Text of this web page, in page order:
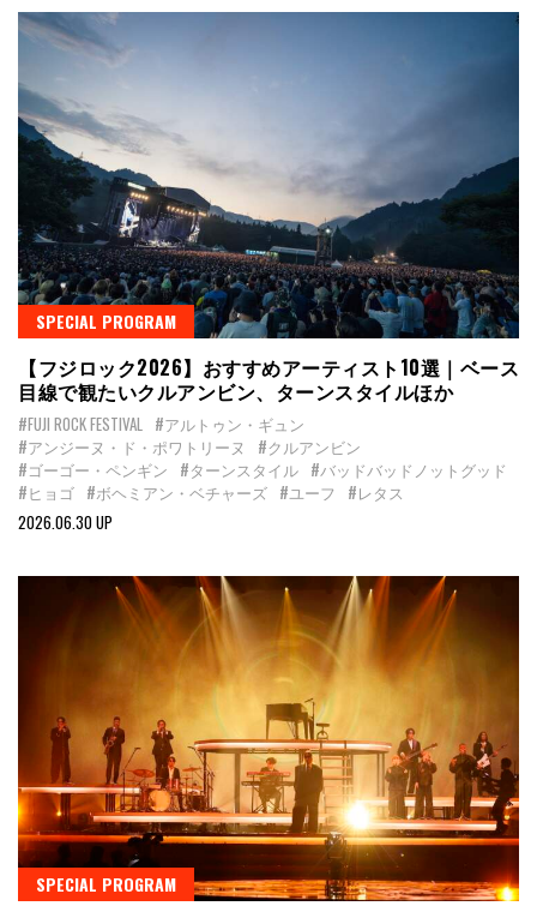
SPECIAL PROGRAM
【フジロック2026】おすすめアーティスト10選｜ベース
目線で観たいクルアンビン、ターンスタイルほか
#FUJI ROCK FESTIVAL
#アルトゥン・ギュン
#アンジーヌ・ド・ポワトリーヌ
#クルアンビン
#ゴーゴー・ペンギン #ターンスタイル #バッドバッドノットグッド
#ヒョゴ #ボヘミアン・ベチャーズ #ユーフ
#レタス
2026.06.30 UP
SPECIAL PROGRAM